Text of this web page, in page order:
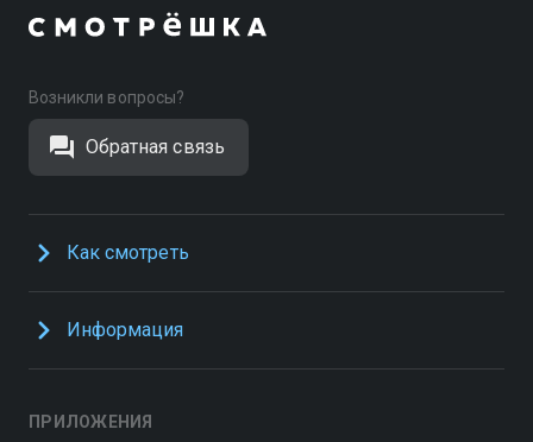
Возникли вопросы?
Обратная связь
Как смотреть
Информация
ПРИЛОЖЕНИЯ